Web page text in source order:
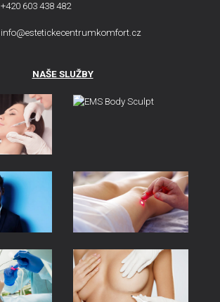
+420 603 438 482
info@estetickecentrumkomfort.cz
NAŠE SLUŽBY